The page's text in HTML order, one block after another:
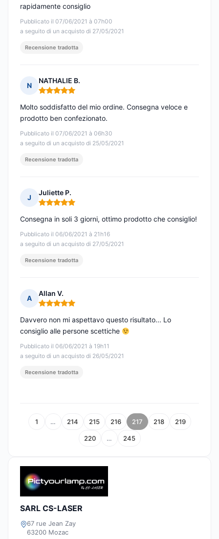
Pubblicato il 07/06/2021 à 07h00
a seguito di un acquisto di 27/05/2021
rapidamente consiglio
Recensione tradotta
N
NATHALIE B.
Nota: 5 su 5
Pubblicato il 07/06/2021 à 06h30
a seguito di un acquisto di 25/05/2021
Molto soddisfatto del mio ordine. Consegna veloce e
prodotto ben confezionato.
Recensione tradotta
J
Juliette P.
Nota: 5 su 5
Pubblicato il 06/06/2021 à 21h16
a seguito di un acquisto di 27/05/2021
Consegna in soli 3 giorni, ottimo prodotto che consiglio!
Recensione tradotta
A
Allan V.
Nota: 5 su 5
Pubblicato il 06/06/2021 à 19h11
a seguito di un acquisto di 26/05/2021
Davvero non mi aspettavo questo risultato... Lo
consiglio alle persone scettiche
Recensione tradotta
1 … 214 215 216 217 218 219
220 … 245
SARL CS-LASER
67 rue Jean Zay
63200 Mozac